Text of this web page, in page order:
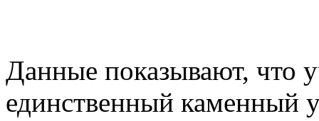
Данные показывают, что
единственный каменный